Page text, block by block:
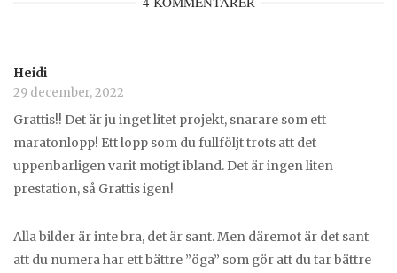
Heidi
29 december, 2022
Grattis!! Det är ju inget litet projekt, snarare som ett
maratonlopp! Ett lopp som du fullföljt trots att det
uppenbarligen varit motigt ibland. Det är ingen liten
prestation, så Grattis igen!
Alla bilder är inte bra, det är sant. Men däremot är det sant
att du numera har ett bättre ”öga” som gör att du tar bättre